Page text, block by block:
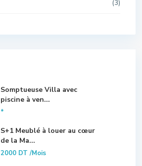
(3)
Somptueuse Villa avec
piscine à ven...
*
S+1 Meublé à louer au cœur
de la Ma...
2000 DT/Mois